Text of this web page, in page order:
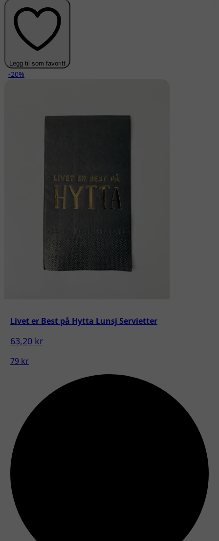
Legg til som favoritt
-20%
Livet er Best på Hytta Lunsj Servietter
63,20 kr
79 kr